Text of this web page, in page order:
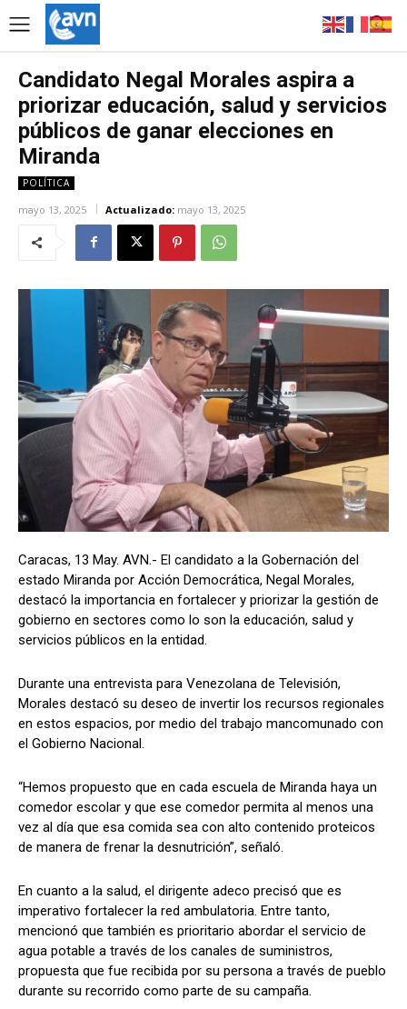
Candidato Negal Morales aspira a
priorizar educación, salud y servicios
públicos de ganar elecciones en
Miranda
POLÍTICA
mayo 13, 2025 Actualizado: mayo 13, 2025
Caracas, 13 May. AVN.- El candidato a la Gobernación del
estado Miranda por Acción Democrática, Negal Morales,
destacó la importancia en fortalecer y priorizar la gestión de
gobierno en sectores como lo son la educación, salud y
servicios públicos en la entidad.
Durante una entrevista para Venezolana de Televisión,
Morales destacó su deseo de invertir los recursos regionales
en estos espacios, por medio del trabajo mancomunado con
el Gobierno Nacional.
“Hemos propuesto que en cada escuela de Miranda haya un
comedor escolar y que ese comedor permita al menos una
vez al día que esa comida sea con alto contenido proteicos
de manera de frenar la desnutrición”, señaló.
En cuanto a la salud, el dirigente adeco precisó que es
imperativo fortalecer la red ambulatoria. Entre tanto,
mencionó que también es prioritario abordar el servicio de
agua potable a través de los canales de suministros,
propuesta que fue recibida por su persona a través de pueblo
durante su recorrido como parte de su campaña.